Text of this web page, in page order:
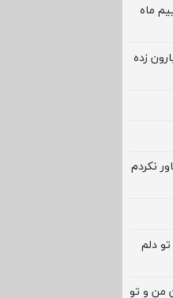
ماه
زده
نکردم
دلم
من و تو